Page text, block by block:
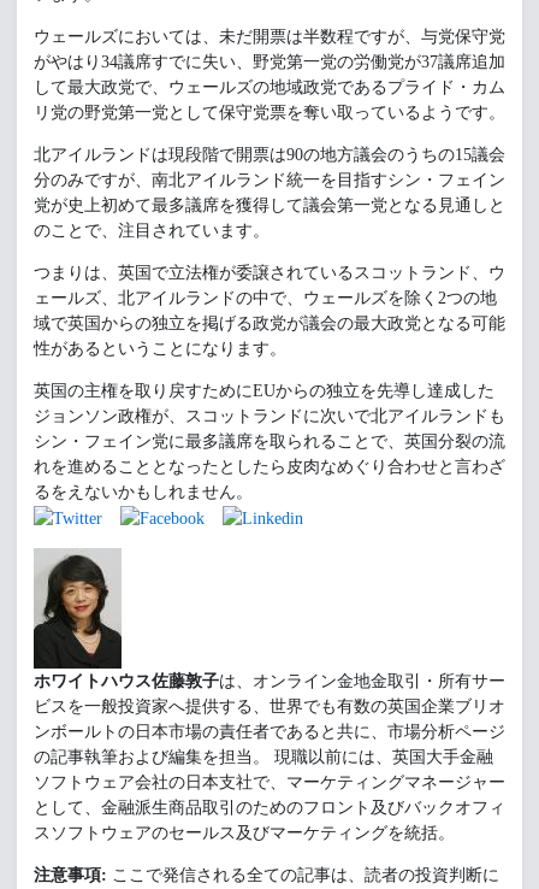
ウェールズにおいては、未だ開票は半数程ですが、与党保守党
がやはり34議席すでに失い、野党第一党の労働党が37議席追加
して最大政党で、ウェールズの地域政党であるプライド・カム
リ党の野党第一党として保守党票を奪い取っているようです。
北アイルランドは現段階で開票は90の地方議会のうちの15議会
分のみですが、南北アイルランド統一を目指すシン・フェイン
党が史上初めて最多議席を獲得して議会第一党となる見通しと
のことで、注目されています。
つまりは、英国で立法権が委譲されているスコットランド、ウ
ェールズ、北アイルランドの中で、ウェールズを除く2つの地
域で英国からの独立を掲げる政党が議会の最大政党となる可能
性があるということになります。
英国の主権を取り戻すためにEUからの独立を先導し達成した
ジョンソン政権が、スコットランドに次いで北アイルランドも
シン・フェイン党に最多議席を取られることで、英国分裂の流
れを進めることとなったとしたら皮肉なめぐり合わせと言わざ
るをえないかもしれません。
ホワイトハウス佐藤敦子は、オンライン金地金取引・所有サー
ビスを一般投資家へ提供する、世界でも有数の英国企業ブリオ
ンボールトの日本市場の責任者であると共に、市場分析ページ
の記事執筆および編集を担当。 現職以前には、英国大手金融
ソフトウェア会社の日本支社で、マーケティングマネージャー
として、金融派生商品取引のためのフロント及びバックオフィ
スソフトウェアのセールス及びマーケティングを統括。
注意事項: ここで発信される全ての記事は、読者の投資判断に